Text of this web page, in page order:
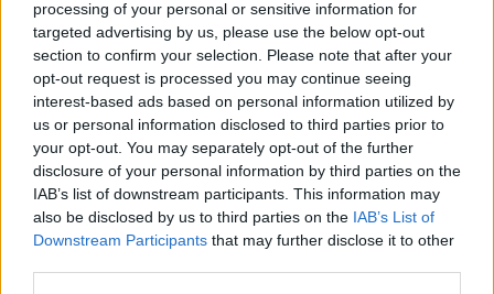
processing of your personal or sensitive information for
targeted advertising by us, please use the below opt-out
section to confirm your selection. Please note that after your
opt-out request is processed you may continue seeing
interest-based ads based on personal information utilized by
us or personal information disclosed to third parties prior to
your opt-out. You may separately opt-out of the further
disclosure of your personal information by third parties on the
IAB’s list of downstream participants. This information may
also be disclosed by us to third parties on the IAB’s List of
Downstream Participants that may further disclose it to other
¿QUÉ ESTÁ PASANDO EN EL
MUNDO? 11-M, 20 años después